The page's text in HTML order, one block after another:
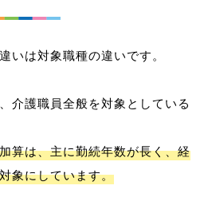
いは対象職種の違いです。
介護職員全般を対象としている
算は、主に勤続年数が長く、経
象にしています。